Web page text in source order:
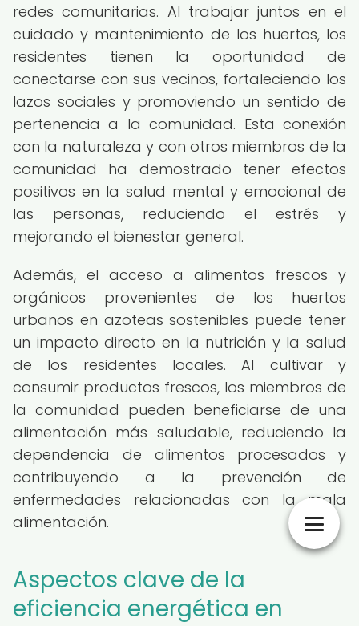
redes comunitarias. Al trabajar juntos en el
cuidado y mantenimiento de los huertos, los
residentes tienen la oportunidad de
conectarse con sus vecinos, fortaleciendo los
lazos sociales y promoviendo un sentido de
pertenencia a la comunidad. Esta conexión
con la naturaleza y con otros miembros de la
comunidad ha demostrado tener efectos
positivos en la salud mental y emocional de
las personas, reduciendo el estrés y
mejorando el bienestar general.
Además, el acceso a alimentos frescos y
orgánicos provenientes de los huertos
urbanos en azoteas sostenibles puede tener
un impacto directo en la nutrición y la salud
de los residentes locales. Al cultivar y
consumir productos frescos, los miembros de
la comunidad pueden beneficiarse de una
alimentación más saludable, reduciendo la
dependencia de alimentos procesados y
contribuyendo a la prevención de
enfermedades relacionadas con la mala
alimentación.
Aspectos clave de la
eficiencia energética en